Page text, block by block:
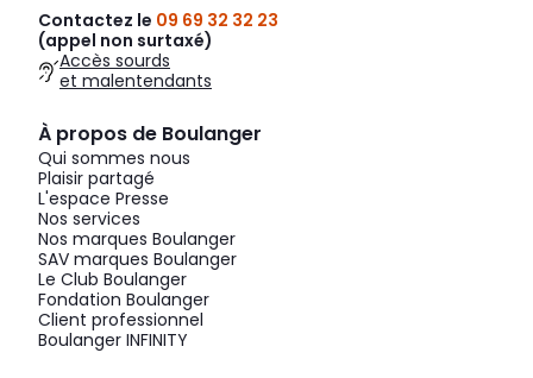
Contactez le 09 69 32 32 23
(appel non surtaxé)
Accès sourds
et malentendants
À propos de Boulanger
Qui sommes nous
Plaisir partagé
L'espace Presse
Nos services
Nos marques Boulanger
SAV marques Boulanger
Le Club Boulanger
Fondation Boulanger
Client professionnel
Boulanger INFINITY